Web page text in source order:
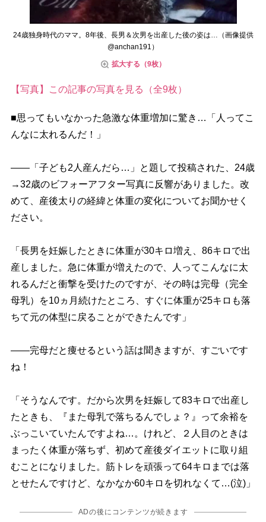
24歳独身時代のママ。8年後、長男＆次男を出産した後の姿は…（画像提供
@anchan191）
拡大する（9枚）
【写真】この記事の写真を見る（全9枚）
■思ってもいなかった急激な体重増加に驚き…「人ってこ
んなに太れるんだ！」
――「子ども2人産んだら…」と題して投稿された、24歳
→32歳のビフォーアフター写真に反響がありました。改
めて、産後太りの経緯と体重の変化についてお聞かせく
ださい。
「長男を妊娠したときに体重が30キロ増え、86キロで出
産しました。急に体重が増えたので、人ってこんなに太
れるんだと衝撃を受けたのですが、その時は完母（完全
母乳）を10ヵ月続けたところ、すぐに体重が25キロも落
ちて元の体型に戻ることができたんです」
――完母だと痩せるという話は聞きますが、すごいです
ね！
「そうなんです。だから次男を妊娠して83キロで出産し
たときも、『また母乳で落ちるんでしょ？』って余裕を
ぶっこいていたんですよね…。けれど、２人目のときは
まったく体重が落ちず、初めて産後ダイエットに取り組
むことになりました。筋トレを頑張って64キロまでは落
とせたんですけど、なかなか60キロを切れなくて…(泣)」
ADの後にコンテンツが続きます